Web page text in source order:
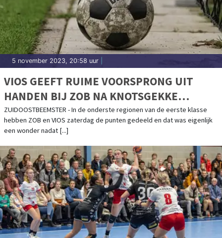
5 november 2023, 20:58 uur
VIOS GEEFT RUIME VOORSPRONG UIT
HANDEN BIJ ZOB NA KNOTSGEKKE
TWEEDE HELFT
ZUIDOOSTBEEMSTER - In de onderste regionen van de eerste klasse
hebben ZOB en VIOS zaterdag de punten gedeeld en dat was eigenlijk
een wonder nadat [...]